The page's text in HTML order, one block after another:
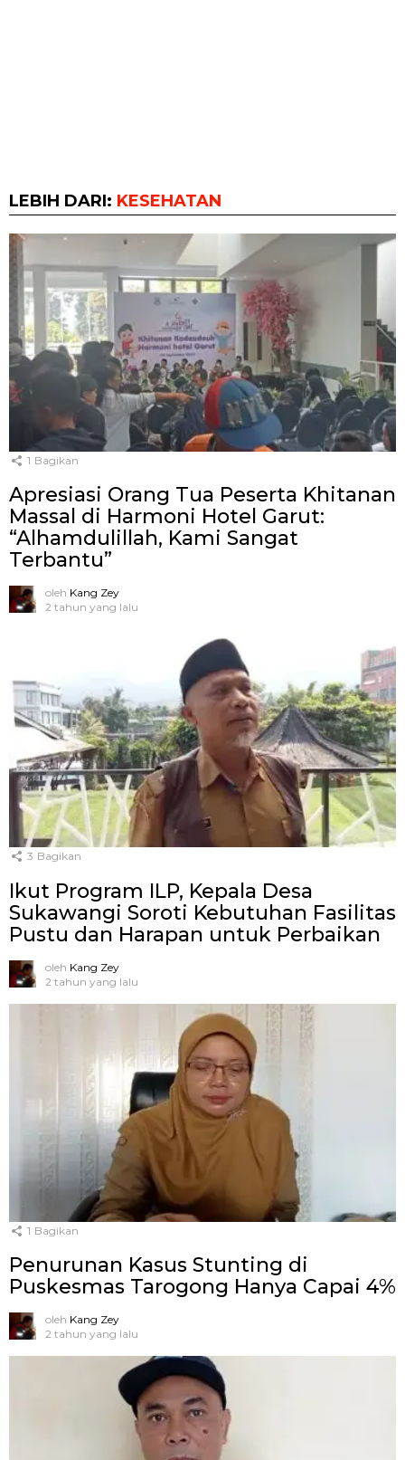
LEBIH DARI: KESEHATAN
1 Bagikan
Apresiasi Orang Tua Peserta Khitanan
Massal di Harmoni Hotel Garut:
“Alhamdulillah, Kami Sangat
Terbantu”
oleh Kang Zey
2 tahun yang lalu
3 Bagikan
Ikut Program ILP, Kepala Desa
Sukawangi Soroti Kebutuhan Fasilitas
Pustu dan Harapan untuk Perbaikan
oleh Kang Zey
2 tahun yang lalu
1 Bagikan
Penurunan Kasus Stunting di
Puskesmas Tarogong Hanya Capai 4%
oleh Kang Zey
2 tahun yang lalu